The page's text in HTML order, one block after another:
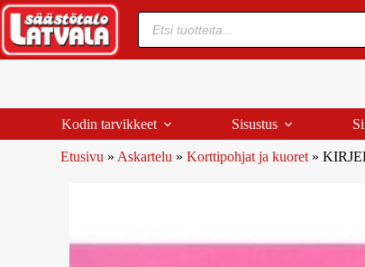
Kodin tarvikkeet Sisustus
Etusivu » Askartelu » Korttipohjat ja kuoret »